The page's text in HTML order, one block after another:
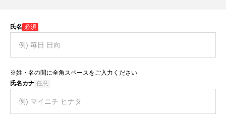
氏名 必須
※姓・名の間に全角スペースをご入力ください
氏名カナ 任意